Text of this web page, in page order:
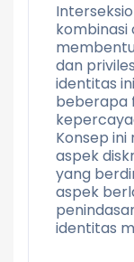
dan
identitas
beberapa
Konsep
aspek
yang
aspek
identitas